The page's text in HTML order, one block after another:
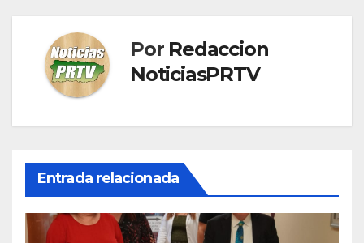
Por Redaccion
NoticiasPRTV
Entrada relacionada